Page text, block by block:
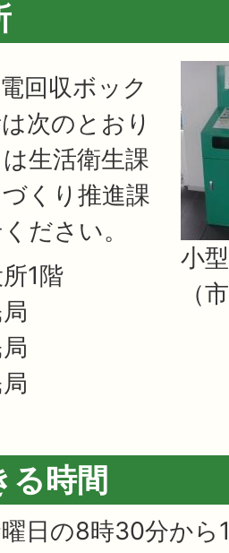
小
（
回収ボック
次のとおり
生活衛生課
くり推進課
ださい。
1階
る時間
日の8時30分から